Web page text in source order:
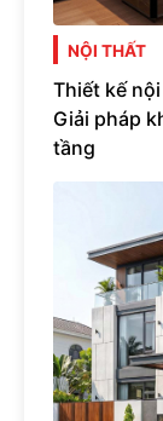
NỘI THẤT
Thiết kế
Giải pháp
tầng